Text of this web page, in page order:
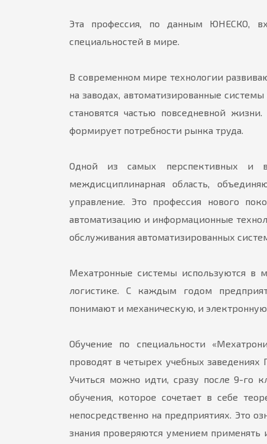
Эта профессия, по данным ЮНЕСКО,
специальностей в мире.
В современном мире технологии
на заводах, автоматизированные
становятся частью повседневной
формирует потребности рынка труда.
Одной из самых перспективных и
междисциплинарная область,
управление. Это профессия нового
автоматизацию и информационные
обслуживания автоматизированных
Мехатронные системы используются в
логистике. С каждым годом
понимают и механическую, и
Обучение по специальности
проводят в четырех учебных заведениях
Учиться можно идти, сразу после 9-го
обучения, которое сочетает в себе
непосредственно на предприятиях. Это
знания проверяются умением применять